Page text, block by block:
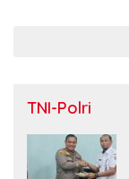
TNI-Polri